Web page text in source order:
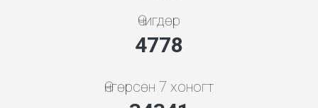
Өчигдөр
5119
Өнгөрсөн 7 хоногт